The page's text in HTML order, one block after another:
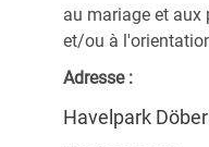
au mariage et aux
et/ou à
Adresse :
Havelpark